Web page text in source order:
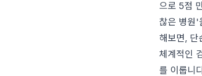
으로 5점
찮은 병원'
해보면, 단
체계적인
를 이룹니